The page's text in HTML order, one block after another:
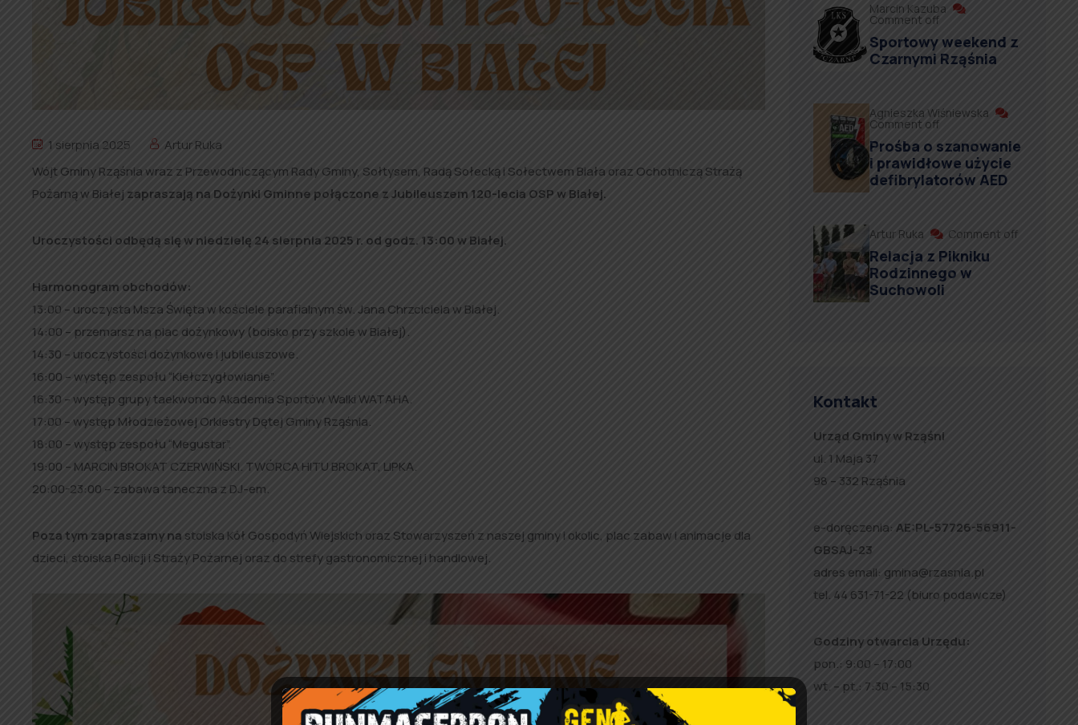
1 sierpnia 2025
Artur Ruka
Wójt Gminy Rząśnia wraz z Przewodniczącym Rady Gminy, Sołtysem, Radą Sołecką i Sołectwem Biała oraz Ochotniczą Strażą
Pożarną w Białej zapraszają na Dożynki Gminne połączone z Jubileuszem 120-lecia OSP w Białej.
Uroczystości odbędą się w niedzielę 24 sierpnia 2025 r. od godz. 13:00 w Białej.
Harmonogram obchodów:
13:00 – uroczysta Msza Święta w kościele parafialnym św. Jana Chrzciciela w Białej.
14:00 – przemarsz na plac dożynkowy (boisko przy szkole w Białej).
14:30 – uroczystości dożynkowe i jubileuszowe.
16:00 – występ zespołu “Kiełczygłowianie”.
16:30 – występ grupy taekwondo Akademia Sportów Walki WATAHA.
17:00 – występ Młodzieżowej Orkiestry Dętej Gminy Rząśnia.
18:00 – występ zespołu “Megustar”.
19:00 – MARCIN BROKAT CZERWIŃSKI. TWÓRCA HITU BROKAT, LIPKA.
20:00-23:00 – zabawa taneczna z DJ-em.
Poza tym zapraszamy na stoiska Kół Gospodyń Wiejskich oraz Stowarzyszeń z naszej gminy i okolic, plac zabaw i animacje dla
dzieci, stoiska Policji i Straży Pożarnej oraz do strefy gastronomicznej i handlowej.
Marcin Kazuba
Comment off
Sportowy weekend z
Czarnymi Rząśnia
Agnieszka Wiśniewska
Comment off
Prośba o szanowanie
i prawidłowe użycie
defibrylatorów AED
Artur Ruka Comment off
Relacja z Pikniku
Rodzinnego w
Suchowoli
Kontakt
Urząd Gminy w Rząśni
ul. 1 Maja 37
98 – 332 Rząśnia
e-doręczenia: AE:PL-57726-56911-
GBSAJ-23
adres email: gmina@rzasnia.pl
tel. 44 631-71-22 (biuro podawcze)
Godziny otwarcia Urzędu:
pon.: 9:00 – 17:00
wt. – pt.: 7:30 – 15:30